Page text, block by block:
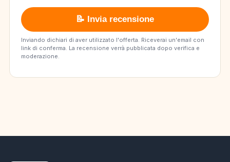
📝 Invia recensione
Inviando dichiari di aver utilizzato l'offerta. Riceverai un'email con
link di conferma. La recensione verrà pubblicata dopo verifica e
moderazione.